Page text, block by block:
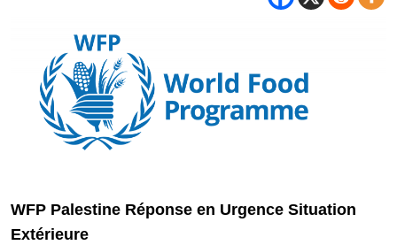
WFP Palestine Réponse en Urgence Situation
Extérieure